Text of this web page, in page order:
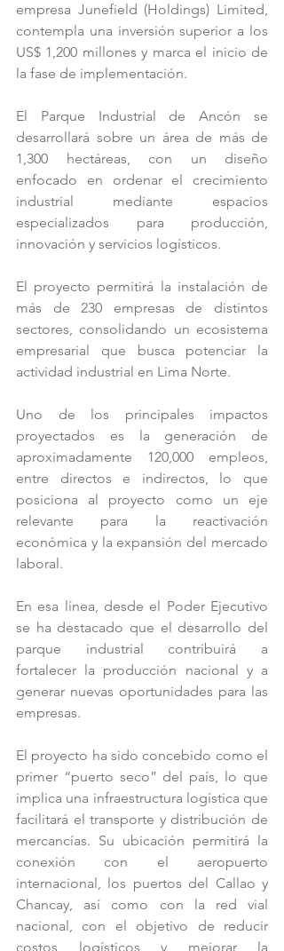
empresa Junefield (Holdings) Limited,
contempla una inversión superior a los
US$ 1,200 millones y marca el inicio de
la fase de implementación.
El Parque Industrial de Ancón se
desarrollará sobre un área de más de
1,300 hectáreas, con un diseño
enfocado en ordenar el crecimiento
industrial mediante espacios
especializados para producción,
innovación y servicios logísticos.
El proyecto permitirá la instalación de
más de 230 empresas de distintos
sectores, consolidando un ecosistema
empresarial que busca potenciar la
actividad industrial en Lima Norte.
Uno de los principales impactos
proyectados es la generación de
aproximadamente 120,000 empleos,
entre directos e indirectos, lo que
posiciona al proyecto como un eje
relevante para la reactivación
económica y la expansión del mercado
laboral.
En esa línea, desde el Poder Ejecutivo
se ha destacado que el desarrollo del
parque industrial contribuirá a
fortalecer la producción nacional y a
generar nuevas oportunidades para las
empresas.
El proyecto ha sido concebido como el
primer “puerto seco” del país, lo que
implica una infraestructura logística que
facilitará el transporte y distribución de
mercancías. Su ubicación permitirá la
conexión con el aeropuerto
internacional, los puertos del Callao y
Chancay, así como con la red vial
nacional, con el objetivo de reducir
costos logísticos y mejorar la